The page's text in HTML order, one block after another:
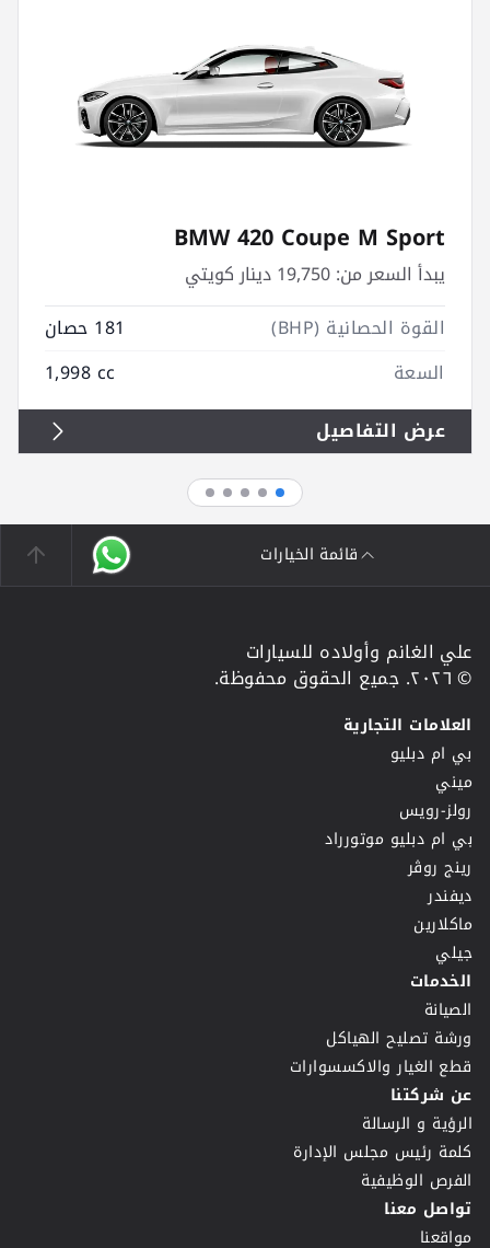
BMW 420 Coupe M Sport
يبدأ السعر من:
القوة الحصانية (BHP)
181 حصان
السعة
1,998 cc
عرض التفاصيل
قائمة الخيارات
علي الغانم وأولاده للسيارات
© ٢٠٢٦. جميع الحقوق محفوظة.
العلامات التجارية
بي ام دبليو
ميني
رولز-رويس
بي ام دبليو موتورراد
رينج روڤر
ديفندر
ماكلارين
جيلي
الخدمات
الصيانة
ورشة تصليح الهياكل
قطع الغيار والاكسسوارات
عن شركتنا
الرؤية و الرسالة
كلمة رئيس مجلس الإدارة
الفرص الوظيفية
تواصل معنا
مواقعنا